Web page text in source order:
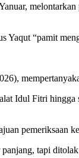
“pamit
Idul Fitri
pemeriksaan
tapi